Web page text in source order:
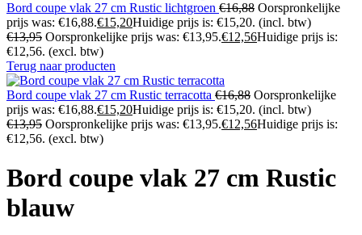
Bord coupe vlak 27 cm Rustic lichtgroen €16,88 Oorspronkelijke
prijs was: €16,88.€15,20Huidige prijs is: €15,20. (incl. btw)
€13,95 Oorspronkelijke prijs was: €13,95.€12,56Huidige prijs is:
€12,56. (excl. btw)
Terug naar producten
Bord coupe vlak 27 cm Rustic terracotta €16,88 Oorspronkelijke
prijs was: €16,88.€15,20Huidige prijs is: €15,20. (incl. btw)
€13,95 Oorspronkelijke prijs was: €13,95.€12,56Huidige prijs is:
€12,56. (excl. btw)
Bord coupe vlak 27 cm Rustic
blauw